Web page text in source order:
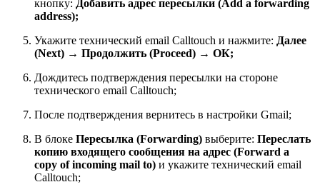
кнопку: Добавить адрес пересылки (Add a forwarding
address);
Укажите технический email Calltouch и нажмите: Далее
(Next) → Продолжить (Proceed) → ОК;
Дождитесь подтверждения пересылки на стороне
технического email Calltouch;
После подтверждения вернитесь в настройки Gmail;
В блоке Пересылка (Forwarding) выберите: Переслать
копию входящего сообщения на адрес (Forward a
copy of incoming mail to) и укажите технический email
Calltouch;